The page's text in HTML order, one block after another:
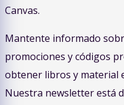
Canvas.
Mantente informado
promociones y códigos
obtener libros y material
Nuestra newsletter está